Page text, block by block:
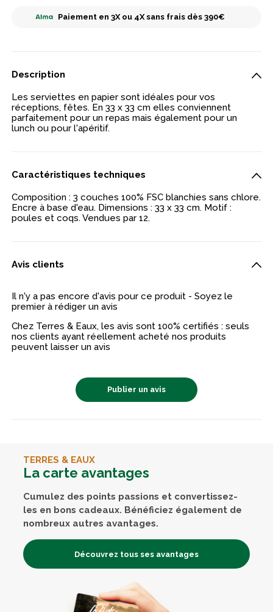
Paiement en 3X ou 4X sans frais dès 390€
Description
Les serviettes en papier sont idéales pour vos
réceptions, fêtes. En 33 x 33 cm elles conviennent
parfaitement pour un repas mais également pour un
lunch ou pour l'apéritif.
Caractéristiques techniques
Composition : 3 couches 100% FSC blanchies sans chlore.
Encre à base d'eau. Dimensions : 33 x 33 cm. Motif :
poules et coqs. Vendues par 12.
Avis clients
Il n'y a pas encore d'avis pour ce produit - Soyez le
premier à rédiger un avis
Chez Terres & Eaux, les avis sont 100% certifiés : seuls
nos clients ayant réellement acheté nos produits
peuvent laisser un avis
Publier un avis
TERRES & EAUX
La carte avantages
Cumulez des points passions et convertissez-
les en bons cadeaux. Bénéficiez également de
nombreux autres avantages.
Découvrez tous ses avantages